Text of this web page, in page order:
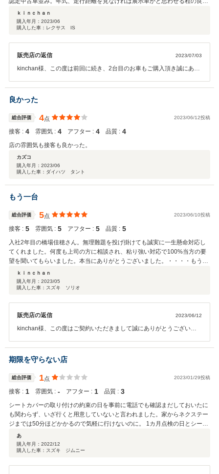
車。程度の良い車のみ扱っている「販売」「買取り」「メンテナンス」の三
拍子揃ったネクステージ。そして担当の橋場佳穂さんが良い。誠実、丁寧、
そして何より一生懸命さ伝わってくるのが良い。この人なら間違いないだろ
ｋｉｎｃｈａｎ
購入年月： 2023/06
購入した車：レクサス IS
販売店の返信 2023/07/03
kinchan様、この度は前回に続き、2台目のお車もご購入頂き誠にあり
す。kinchan様のご期待に沿えるよう高岡店一同邁進し、カーライフ
のサポートができるよう努めて参ります。引き続き誠実、丁寧、一生
取り組んで参ります。また、点検等お待ちしておりますので今後とも
よろしくお願いいたします。
良かった
総合評価 4点 2023/06/12投稿
接客 : 4 雰囲気 : 4 アフター : 4 品質 : 4
店の雰囲気も接客も良かった。
カズコ
購入年月： 2023/06
購入した車：ダイハツ タント
もう一台
総合評価 5点 2023/06/10投稿
接客 : 5 雰囲気 : 5 アフター : 5 品質 : 5
入社2年目の橋場佳穂さん。無理難題を投げ掛けても誠実に一生懸命対応し
てくれました。何度も上司の方に相談され、粘り強い対応で100%当方の要
望を聞いてもらいました。本当にありがとうございました。・・・・もう一
台の予定も生きてます。 10年後、店長でお会い出来るのを楽しみにしてま
す。(笑)
ｋｉｎｃｈａｎ
購入年月： 2023/05
購入した車：スズキ ソリオ
販売店の返信 2023/06/12
kinchan様、この度はご契約いただきまして誠にありがとうございま
長としてkinchan様とお会いできるよう精進して参ります。高岡店と
しても、よりご期待に沿えるよう励んで参りますので今後ともよろし
くお願いいたします。
期限を守らない店
総合評価 1点 2023/01/29投稿
接客 : 1 雰囲気 : ‐ アフター : 1 品質 : 3
シートカバーの取り付けの約束の日を事前に電話でも確認まだしておいたに
も関わらず、いざ行くと用意していないと言われました。家からネクステー
ジまでは50分ほどかかるので気軽に行けないのに。 1カ月点検の日とシート
カバー取り付けの日を同じにしてもらっていましたが、点検で車を預けに行
って数時間後にカバーは用意していないと言う電話が来て本当にこの店はど
うなってるんだと思いました。 担当の者を呼んでも本人は中々出てこず、電
あ
購入年月： 2022/12
購入した車：スズキ ジムニー